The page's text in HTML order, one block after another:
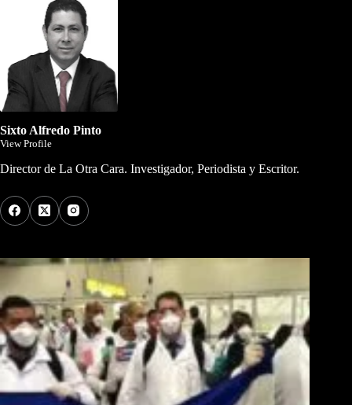
Sixto Alfredo Pinto
View Profile
Director de La Otra Cara. Investigador, Periodista y Escritor.